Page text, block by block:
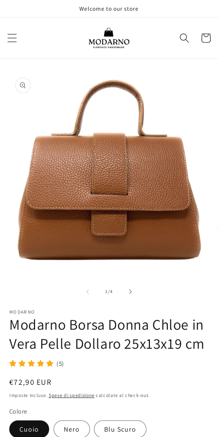
Welcome to our store
Carrello
informazioni
sul prodotto
finestra
modale
1/su
4
MODARNO
Modarno Borsa Donna Chloe in
Vera Pelle Dollaro 25x13x19 cm
(5)
Prezzo
di
€72,90 EUR
Imposte incluse. Spese di spedizione calcolate al check-out.
Colore
Cuoio Nero Blu Scuro